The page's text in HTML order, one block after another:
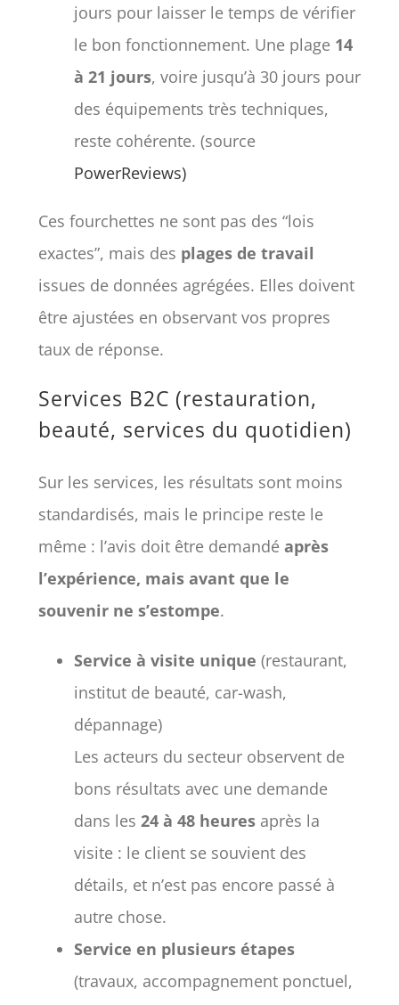
jours pour laisser le temps de vérifier
le bon fonctionnement. Une plage 14
à 21 jours, voire jusqu’à 30 jours pour
des équipements très techniques,
reste cohérente. (source
PowerReviews)
Ces fourchettes ne sont pas des “lois
exactes”, mais des plages de travail
issues de données agrégées. Elles doivent
être ajustées en observant vos propres
taux de réponse.
Services B2C (restauration,
beauté, services du quotidien)
Sur les services, les résultats sont moins
standardisés, mais le principe reste le
même : l’avis doit être demandé après
l’expérience, mais avant que le
souvenir ne s’estompe.
Service à visite unique (restaurant,
institut de beauté, car-wash,
dépannage)
Les acteurs du secteur observent de
bons résultats avec une demande
dans les 24 à 48 heuresaprès la
visite : le client se souvient des
détails, et n’est pas encore passé à
autre chose.
Service en plusieurs étapes
(travaux, accompagnement ponctuel,